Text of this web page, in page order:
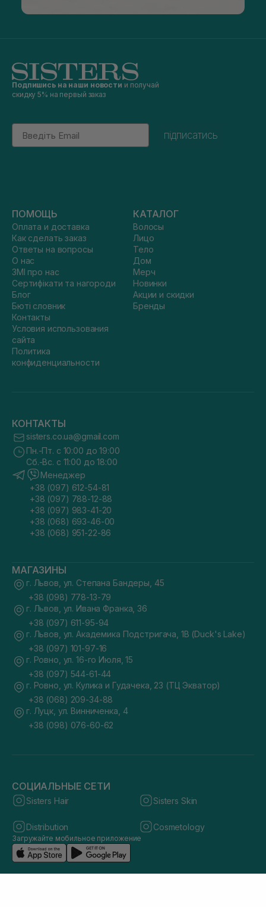
Подпишись на наши новости и получай
скидку 5% на первый заказ
Email
підписатись
ПОМОЩЬ
Оплата и доставка
Как сделать заказ
Ответы на вопросы
О нас
ЗМІ про нас
Сертифікати та нагороди
Блог
Бюті словник
Контакты
Условия использования
сайта
Политика
конфиденциальности
КАТАЛОГ
Волосы
Лицо
Тело
Дом
Мерч
Новинки
Акции и скидки
Бренды
КОНТАКТЫ
sisters.co.ua@gmail.com
Пн.-Пт. с 10:00 до 19:00
Сб.-Вс. с 11:00 до 18:00
Менеджер
+38 (097) 612-54-81
+38 (097) 788-12-88
+38 (097) 983-41-20
+38 (068) 693-46-00
+38 (068) 951-22-86
МАГАЗИНЫ
г. Львов, ул. Степана Бандеры, 45
+38 (098) 778-13-79
г. Львов, ул. Ивана Франка, 36
+38 (097) 611-95-94
г. Львов, ул. Академика Подстригача, 1В (Duck's Lake)
+38 (097) 101-97-16
г. Ровно, ул. 16-го Июля, 15
+38 (097) 544-61-44
г. Ровно, ул. Кулика и Гудачека, 23 (ТЦ Экватор)
+38 (068) 209-34-88
г. Луцк, ул. Винниченка, 4
+38 (098) 076-60-62
СОЦИАЛЬНЫЕ СЕТИ
Sisters Hair Sisters Skin
Distribution Cosmetology
Загружайте мобильное приложение